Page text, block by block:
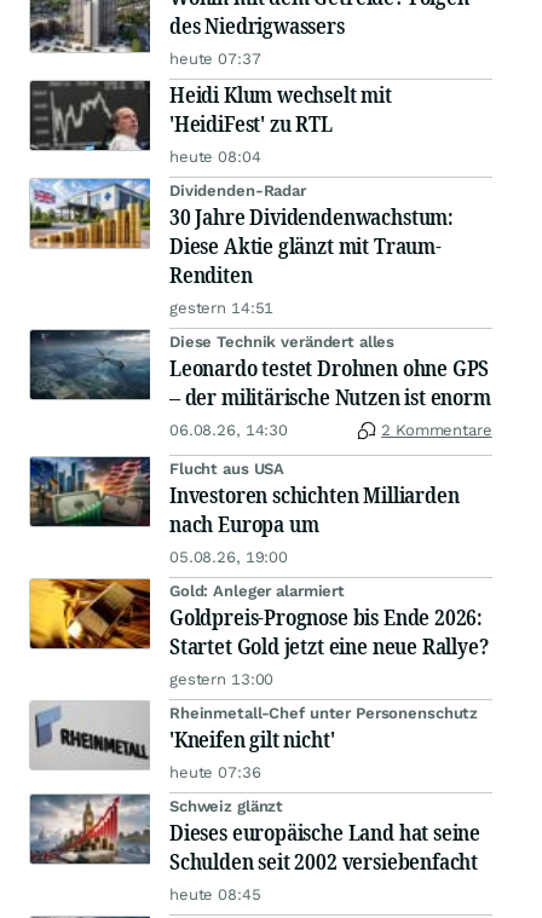
des Niedrigwassers
heute 07:37
Heidi Klum wechselt mit
'HeidiFest' zu RTL
heute 08:04
Dividenden-Radar
30 Jahre Dividendenwachstum:
Diese Aktie glänzt mit Traum-
Renditen
gestern 14:51
Diese Technik verändert alles
Leonardo testet Drohnen ohne GPS
– der militärische Nutzen ist enorm
06.08.26, 14:30 2 Kommentare
Flucht aus USA
Investoren schichten Milliarden
nach Europa um
05.08.26, 19:00
Gold: Anleger alarmiert
Goldpreis-Prognose bis Ende 2026:
Startet Gold jetzt eine neue Rallye?
gestern 13:00
Rheinmetall-Chef unter Personenschutz
'Kneifen gilt nicht'
heute 07:36
Schweiz glänzt
Dieses europäische Land hat seine
Schulden seit 2002 versiebenfacht
heute 08:45